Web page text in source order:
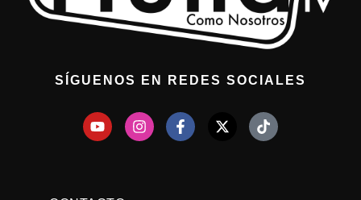
SÍGUENOS EN REDES SOCIALES